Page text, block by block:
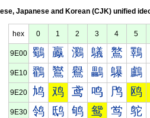
Japanese and Korean (CJK) unified
hex 0 1 2 3 4 5
9E00 鸀 鸁 鸂 鸃 鸄 鸅
9E10 鸐 鸑 鸒 鸓 鸔 鸕
9E20 鸠 鸡 鸢 鸣 鸤 鸥
9E30 鸰 鸱 鸲 鸳 鸴 鸵